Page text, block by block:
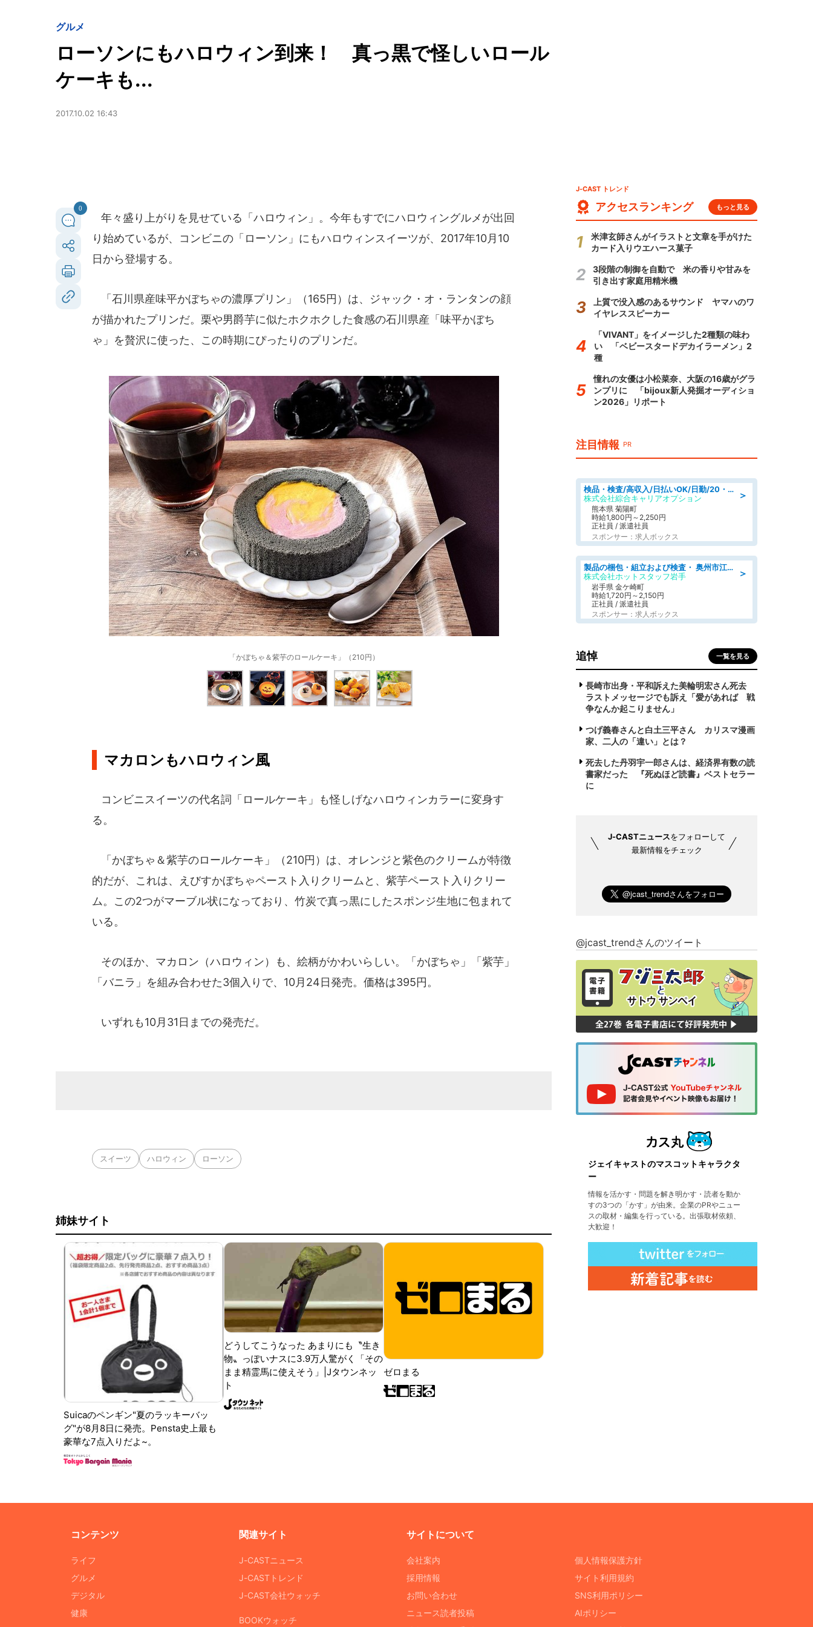
グルメ
ローソンにもハロウィン到来！ 真っ黒で怪しいロール
ケーキも...
2017.10.02 16:43
0
年々盛り上がりを見せている「ハロウィン」。今年もすでにハロウィングルメが出回
り始めているが、コンビニの「ローソン」にもハロウィンスイーツが、2017年10月10
日から登場する。
「石川県産味平かぼちゃの濃厚プリン」（165円）は、ジャック・オ・ランタンの顔
が描かれたプリンだ。栗や男爵芋に似たホクホクした食感の石川県産「味平かぼち
ゃ」を贅沢に使った、この時期にぴったりのプリンだ。
「かぼちゃ＆紫芋のロールケーキ」（210円）
マカロンもハロウィン風
コンビニスイーツの代名詞「ロールケーキ」も怪しげなハロウィンカラーに変身す
る。
「かぼちゃ＆紫芋のロールケーキ」（210円）は、オレンジと紫色のクリームが特徴
的だが、これは、えびすかぼちゃペースト入りクリームと、紫芋ペースト入りクリー
ム。この2つがマーブル状になっており、竹炭で真っ黒にしたスポンジ生地に包まれて
いる。
そのほか、マカロン（ハロウィン）も、絵柄がかわいらしい。「かぼちゃ」「紫芋」
「バニラ」を組み合わせた3個入りで、10月24日発売。価格は395円。
いずれも10月31日までの発売だ。
スイーツ ハロウィン ローソン
姉妹サイト
Suicaのペンギン"夏のラッキーバッ
グ"が8月8日に発売。Pensta史上最も
豪華な7点入りだよ~。
どうしてこうなった あまりにも〝生き
物〟っぽいナスに3.9万人驚がく「その
まま精霊馬に使えそう」|Jタウンネッ
ト
ゼロまる
J-CAST トレンド
アクセスランキング もっと見る
米津玄師さんがイラストと文章を手がけた
カード入りウエハース菓子
3段階の制御を自動で 米の香りや甘みを
引き出す家庭用精米機
上質で没入感のあるサウンド ヤマハのワ
イヤレススピーカー
「VIVANT」をイメージした2種類の味わ
い 「ベビースタードデカイラーメン」2
種
憧れの女優は小松菜奈、大阪の16歳がグラ
ンプリに 「bijoux新人発掘オーディショ
ン2026」リポート
注目情報 PR
＞
検品・検査/高収入/日払いOK/日勤/20・30・40代活躍中/製造 工場
株式会社綜合キャリアオプション
熊本県 菊陽町
時給1,800円～2,250円
正社員 / 派遣社員
スポンサー：求人ボックス
＞
製品の梱包・組立および検査・ 奥州市江刺/大手企業で長期安定 梱包・検査・組立/半年経過毎に5万円の報奨金有
株式会社ホットスタッフ岩手
岩手県 金ケ崎町
時給1,720円～2,150円
正社員 / 派遣社員
スポンサー：求人ボックス
追悼 一覧を見る
長崎市出身・平和訴えた美輪明宏さん死去
ラストメッセージでも訴え「愛があれば 戦
争なんか起こりません」
つげ義春さんと白土三平さん カリスマ漫画
家、二人の「違い」とは？
死去した丹羽宇一郎さんは、経済界有数の読
書家だった 『死ぬほど読書』ベストセラー
に
J-CASTニュースをフォローして
最新情報をチェック
@jcast_trendさんのツイート
ジェイキャストのマスコットキャラクタ
ー
情報を活かす・問題を解き明かす・読者を動か
すの3つの「かす」が由来。企業のPRやニュー
スの取材・編集を行っている。出張取材依頼、
大歓迎！
コンテンツ
ライフ
グルメ
デジタル
健康
関連サイト
J-CASTニュース
J-CASTトレンド
J-CAST会社ウォッチ
BOOKウォッチ
サイトについて
会社案内
採用情報
お問い合わせ
ニュース読者投稿
個人情報保護方針
サイト利用規約
SNS利用ポリシー
AIポリシー